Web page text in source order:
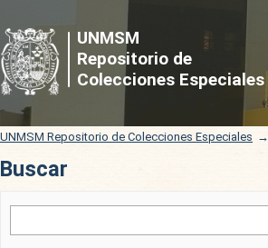
UNMSM
Repositorio de
Colecciones Especiales
Buscar
UNMSM Repositorio de Colecciones Especiales →
Buscar